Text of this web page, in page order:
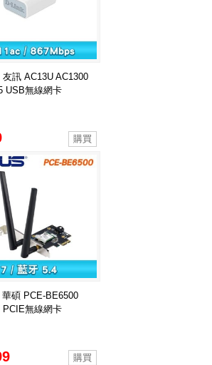
友訊 AC13U AC1300
USB無線網卡
碩 PCE-BE6500
PCIE無線網卡